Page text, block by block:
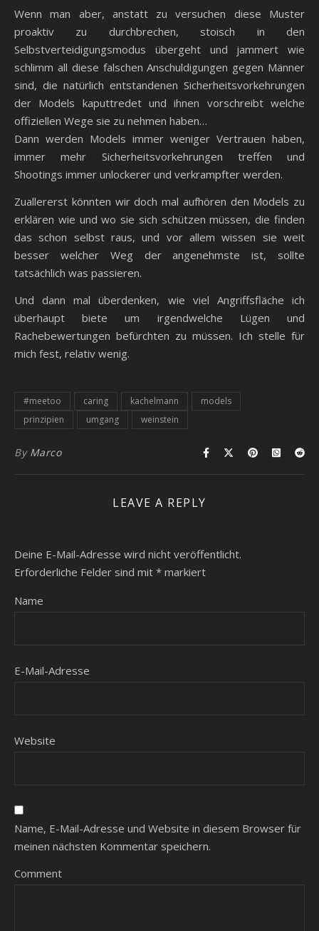
Wenn man aber, anstatt zu versuchen diese Muster
proaktiv zu durchbrechen, stoisch in den
Selbstverteidigungsmodus übergeht und jammert wie
schlimm all diese falschen Anschuldigungen gegen Männer
sind, die natürlich entstandenen Sicherheitsvorkehrungen
der Models kaputtredet und ihnen vorschreibt welche
offiziellen Wege sie zu nehmen haben…
Dann werden Models immer weniger Vertrauen haben,
immer mehr Sicherheitsvorkehrungen treffen und
Shootings immer unlockerer und verkrampfter werden.
Zuallererst könnten wir doch mal aufhören den Models zu
erklären wie und wo sie sich schützen müssen, die finden
das schon selbst raus, und vor allem wissen sie weit
besser welcher Weg der angenehmste ist, sollte
tatsächlich was passieren.
Und dann mal überdenken, wie viel Angriffsfläche ich
überhaupt biete um irgendwelche Lügen und
Rachebewertungen befürchten zu müssen. Ich stelle für
mich fest, relativ wenig.
#meetoo caring kachelmann
models
prinzipien
umgang weinstein
By Marco
LEAVE A REPLY
Deine E-Mail-Adresse wird nicht veröffentlicht.
Erforderliche Felder sind mit * markiert
Name
E-Mail-Adresse
Website
Name, E-Mail-Adresse und Website in diesem Browser für
meinen nächsten Kommentar speichern.
Comment